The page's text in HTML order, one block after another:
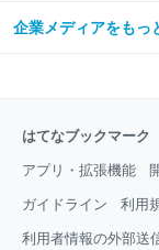
企業メディアをもっ
はてなブックマーク
アプリ・拡張機能
ガイドライン 利用
利用者情報の外部送